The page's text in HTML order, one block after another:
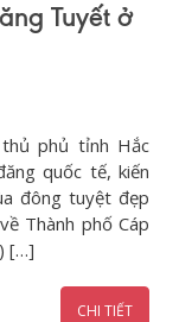
Tuyết ở
phủ tỉnh Hắc
quốc tế, kiến
đông tuyệt đẹp
Thành phố Cáp
[…]
CHI TIẾT